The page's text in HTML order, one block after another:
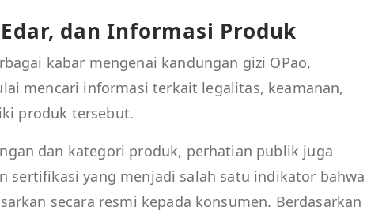
dan Informasi Produk
kabar mengenai kandungan gizi OPao,
mencari informasi terkait legalitas, keamanan,
produk tersebut.
dan kategori produk, perhatian publik juga
sertifikasi yang menjadi salah satu indikator bahwa
secara resmi kepada konsumen. Berdasarkan